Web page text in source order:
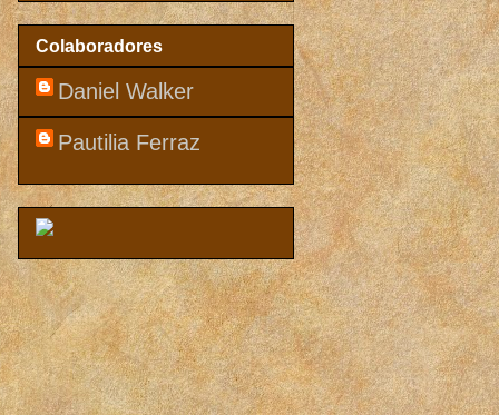
Colaboradores
Daniel Walker
Pautilia Ferraz